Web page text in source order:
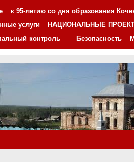
к 95-летию со дня образования
услуги
НАЦИОНАЛЬНЫЕ
контроль
Безопасность